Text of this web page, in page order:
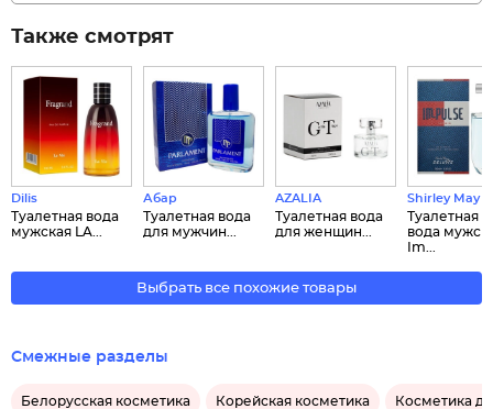
Также смотрят
Dilis
Туалетная вода
мужская LA...
Абар
Туалетная вода
для мужчин...
AZALIA
Туалетная вода
для женщин...
Shirley May
Туалетная
вода
Im...
Выбрать все похожие товары
Смежные разделы
Белорусская косметика Корейская косметика Косметика